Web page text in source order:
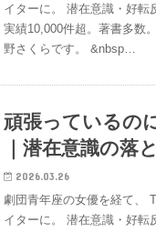
イターに。 潜在意識・好転
実績10,000件超。著書多数
野さくらです。 &nbsp…
頑張っているの
｜潜在意識の落
2026.03.26
劇団青年座の女優を経て、
イターに。 潜在意識・好転